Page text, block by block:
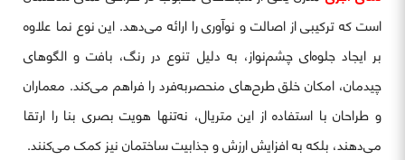
است که ترکیبی از اصالت و نوآوری را ارائه می‌دهد. این نوع نما علاوه
بر ایجاد جلوه‌ای چشم‌نواز، به دلیل تنوع در رنگ، بافت و الگوهای
چیدمان، امکان خلق طرح‌های منحصربه‌فرد را فراهم می‌کند. معماران
و طراحان با استفاده از این متریال، نه‌تنها هویت بصری بنا را ارتقا
می‌دهند، بلکه به افزایش ارزش و جذابیت ساختمان نیز کمک می‌کنند.